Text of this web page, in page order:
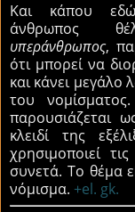
Και κάπου
άνθρωπος
υπεράνθρωπος,
ότι μπορεί να
και κάνει μεγάλο
του
παρουσιάζεται
κλειδί της
χρησιμοποιεί
συνετά. Το θέμα
νόμισμα. +el. gk.